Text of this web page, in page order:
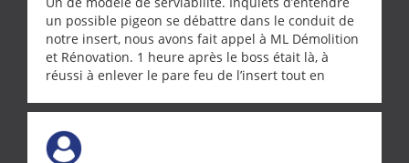
un possible pigeon se débattre dans le conduit de
notre insert, nous avons fait appel à ML Démolition
et Rénovation. 1 heure après le boss était là, à
réussi à enlever le pare feu de l’insert tout en
tourterelle et s’est ensuite patiemment occupé de
l’oiseau jusqu’à ce qu’il reprenne ses esprits et
puisse s’envoler. Après quoi il a procédé au